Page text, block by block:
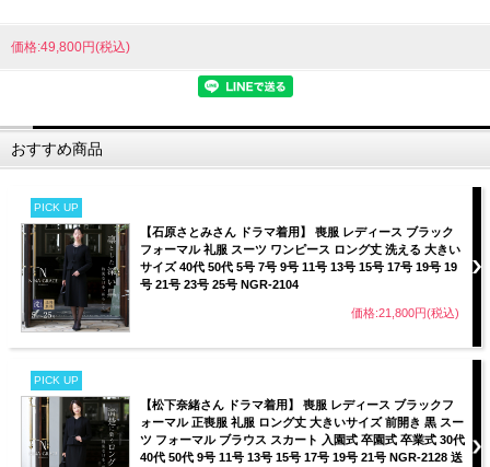
価格:49,800円(税込)
おすすめ商品
PICK UP
【石原さとみさん ドラマ着用】 喪服 レディース ブラック
フォーマル 礼服 スーツ ワンピース ロング丈 洗える 大きい
サイズ 40代 50代 5号 7号 9号 11号 13号 15号 17号 19号 19
号 21号 23号 25号 NGR-2104
価格:21,800円(税込)
PICK UP
【松下奈緒さん ドラマ着用】 喪服 レディース ブラックフ
ォーマル 正喪服 礼服 ロング丈 大きいサイズ 前開き 黒 スー
ツ フォーマル ブラウス スカート 入園式 卒園式 卒業式 30代
40代 50代 9号 11号 13号 15号 17号 19号 21号 NGR-2128 送